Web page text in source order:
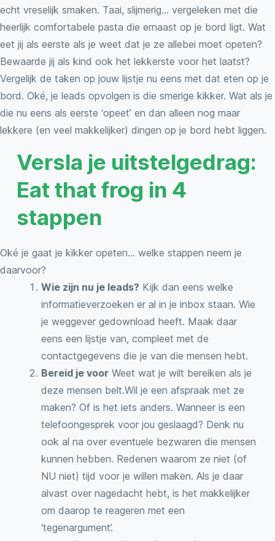
echt vreselijk smaken. Taai, slijmerig… vergeleken met die
heerlijk comfortabele pasta die ernaast op je bord ligt. Wat
eet jij als eerste als je weet dat je ze allebei moet opeten?
Bewaarde jij als kind ook het lekkerste voor het laatst?
Vergelijk de taken op jouw lijstje nu eens met dat eten op je
bord. Oké, je leads opvolgen is die smerige kikker. Wat als je
die nu eens als eerste ‘opeet’ en dan alleen nog maar
lekkere (en veel makkelijker) dingen op je bord hebt liggen.
Versla je uitstelgedrag:
Eat that frog in 4
stappen
Oké je gaat je kikker opeten… welke stappen neem je
daarvoor?
Wie zijn nu je leads? Kijk dan eens welke
informatieverzoeken er al in je inbox staan. Wie
je weggever gedownload heeft. Maak daar
eens een lijstje van, compleet met de
contactgegevens die je van die mensen hebt.
Bereid je voorWeet wat je wilt bereiken als je
deze mensen belt.Wil je een afspraak met ze
maken? Of is het iets anders. Wanneer is een
telefoongesprek voor jou geslaagd? Denk nu
ook al na over eventuele bezwaren die mensen
kunnen hebben. Redenen waarom ze niet (of
NU niet) tijd voor je willen maken. Als je daar
alvast over nagedacht hebt, is het makkelijker
om daarop te reageren met een
‘tegenargument’.